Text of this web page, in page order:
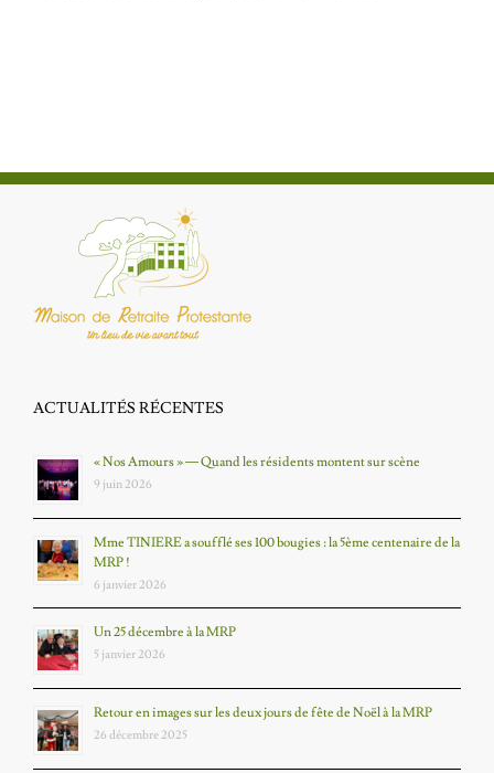
ACTUALITÉS RÉCENTES
« Nos Amours » — Quand les résidents montent sur scène
9 juin 2026
Mme TINIERE a soufflé ses 100 bougies : la 5ème centenaire de la
MRP !
6 janvier 2026
Un 25 décembre à la MRP
5 janvier 2026
Retour en images sur les deux jours de fête de Noël à la MRP
26 décembre 2025